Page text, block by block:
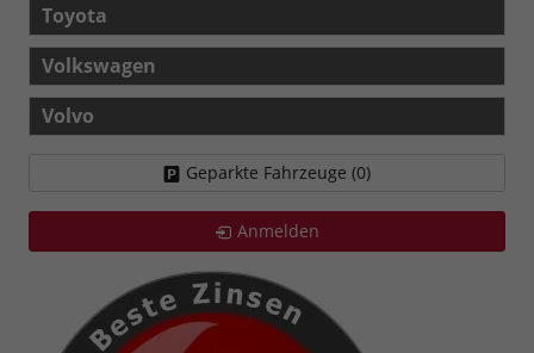
Toyota
Volkswagen
Volvo
Geparkte Fahrzeuge (0)
Anmelden